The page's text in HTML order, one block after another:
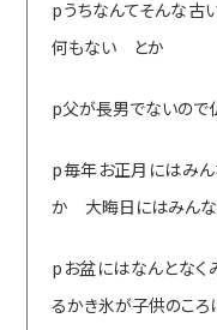
pうちなんてそんな
何もない とか
p父が長男でないので
p毎年お正月にはみ
か 大晦日にはみんな
pお盆にはなんとな
るかき氷が子供のころ